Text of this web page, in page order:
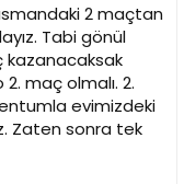
2 maçtan
Tabi gönül
kazanacaksak
maç olmalı. 2.
evimizdeki
Zaten sonra tek